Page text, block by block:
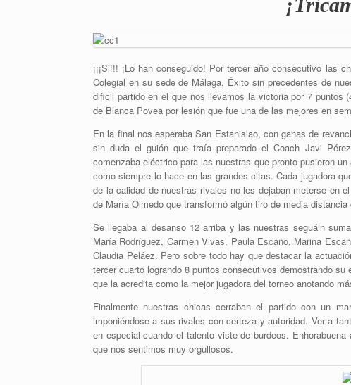
¡¡¡Si!!! ¡Lo han conseguido! Por tercer año consecutivo las
Colegial en su sede de Málaga. Éxito sin precedentes de
dificil partido en el que nos llevamos la victoria por 7 puntos
de Blanca Povea por lesión que fue una de las mejores en
En la final nos esperaba San Estanislao, con ganas de
sin duda el guión que traía preparado el Coach Javi
comenzaba eléctrico para las nuestras que pronto pusieron
como siempre lo hace en las grandes citas. Cada jugadora
de la calidad de nuestras rivales no les dejaban meterse en
de María Olmedo que transformó algún tiro de media
Se llegaba al desanso 12 arriba y las nuestras seguáin
María Rodríguez, Carmen Vivas, Paula Escaño, Marina
Claudia Peláez. Pero sobre todo hay que destacar la
tercer cuarto logrando 8 puntos consecutivos demostrando
que la acredita como la mejor jugadora del torneo anotando
Finalmente nuestras chicas cerraban el partido con un
imponiéndose a sus rivales con certeza y autoridad. Ver a
en especial cuando el talento viste de burdeos.
que nos sentimos muy orgullosos.